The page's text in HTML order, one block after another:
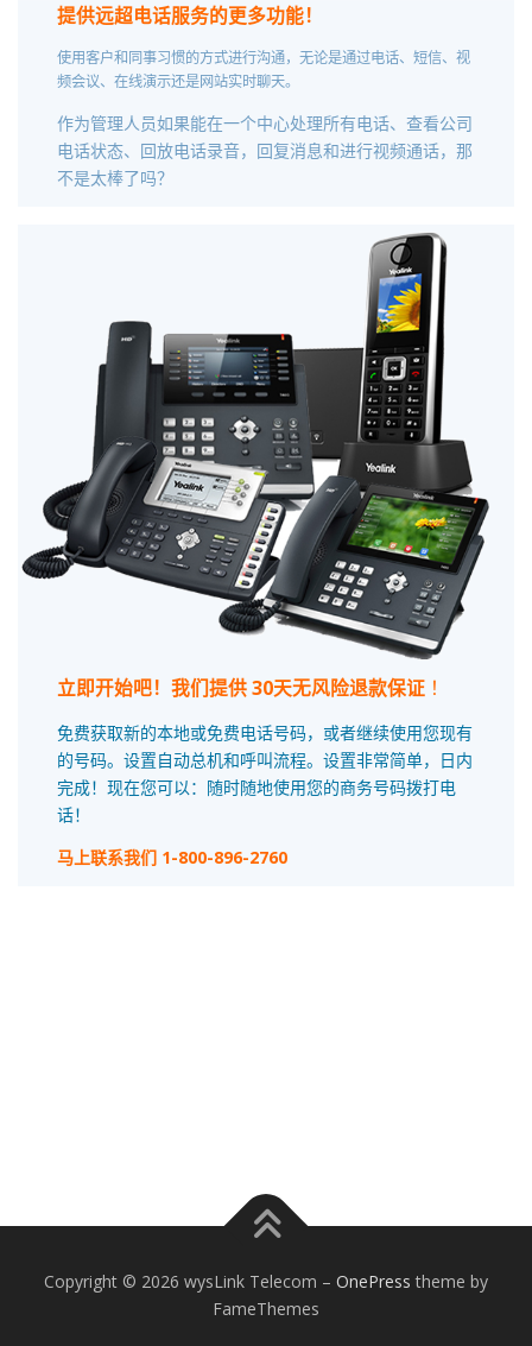
提供远超电话服务的更多功能！
使用客户和同事习惯的方式进行沟通，无论是通过电话、短信、视
频会议、在线演示还是网站实时聊天。
作为管理人员如果能在一个中心处理所有电话、查看公司
电话状态、回放电话录音，回复消息和进行视频通话，那
不是太棒了吗？
立即开始吧！我们提供30天无风险退款保证 ！
免费获取新的本地或免费电话号码，或者继续使用您现有
的号码。设置自动总机和呼叫流程。设置非常简单，日内
完成！现在您可以：随时随地使用您的商务号码拨打电
话！
马上联系我们 1-800-896-2760
Copyright © 2026 wysLink Telecom – OnePress theme by
FameThemes